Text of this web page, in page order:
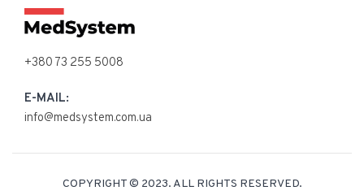
+380 73 255 5008
E-MAIL:
info@medsystem.com.ua
COPYRIGHT © 2023. ALL RIGHTS RESERVED.